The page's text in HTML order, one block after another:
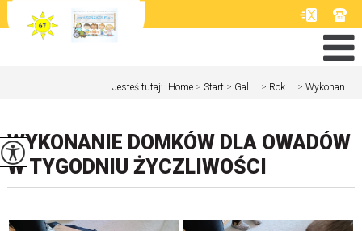
Jesteś tutaj: Home > Start > Gal ... > Rok ... > Wykonan ...
WYKONANIE DOMKÓW DLA OWADÓW
W TYGODNIU ŻYCZLIWOŚCI